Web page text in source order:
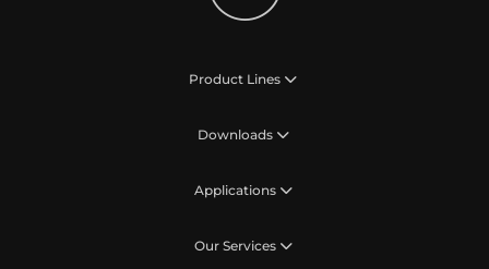
Product Lines
Downloads
Applications
Our Services